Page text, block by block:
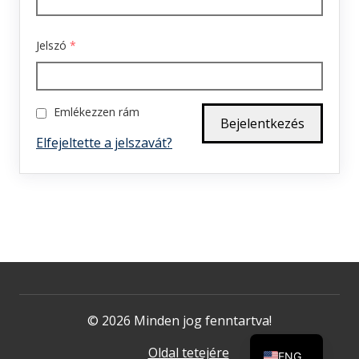
Jelszó *
Emlékezzen rám
Elfejeltette a jelszavát?
© 2026 Minden jog fenntartva!
Oldal tetejére
ENG